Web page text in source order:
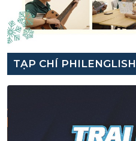
TẠP CHÍ PHILENGLISH